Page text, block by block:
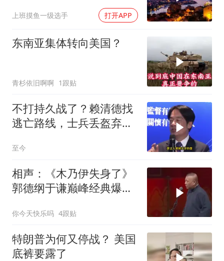
上班摸鱼一级选手 打开APP
东南亚集体转向美国？
青杉依旧啊啊 1跟贴
不打持久战了？赖清德找
逃亡路线，士兵丢盔弃
至今
相声：《木乃伊失身了》
郭德纲于谦巅峰经典爆笑
你今天快乐吗 4跟贴
特朗普为何又停战？ 美国
底裤要露了